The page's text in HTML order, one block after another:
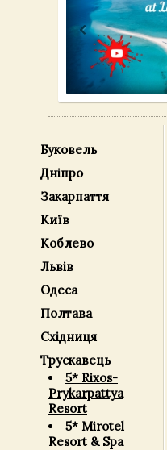
Буковель
Дніпро
Закарпаття
Київ
Коблево
Львів
Одеса
Полтава
Східниця
Трускавець
5* Rixos-
Prykarpattya
Resort
5* Mirotel
Resort & Spa